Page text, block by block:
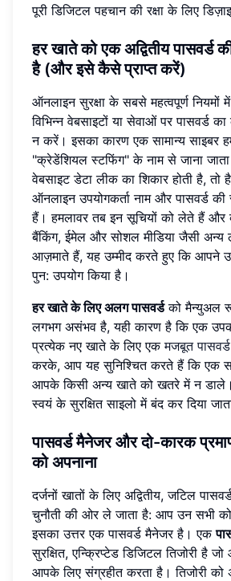
पूरी डिजिटल पहचान की रक्षा के लिए
हर खाते को एक अद्वितीय पासवर्ड
है (और इसे कैसे प्राप्त करें)
ऑनलाइन सुरक्षा के सबसे महत्वपूर्ण
विभिन्न वेबसाइटों या सेवाओं पर पासवर्ड
न करें। इसका कारण एक सामान्य साइबर
"क्रेडेंशियल स्टफिंग" के नाम से जाना
वेबसाइट डेटा लीक का शिकार होती है, तो
ऑनलाइन उपयोगकर्ता नाम और पासवर्ड
हैं। हमलावर तब इन सूचियों को लेते हैं और
बैंकिंग, ईमेल और सोशल मीडिया जैसी अन्य
आज़माते हैं, यह उम्मीद करते हुए कि आपने
पुन: उपयोग किया है।
हर खाते के लिए अलग पासवर्डको मैन्युअल
लगभग असंभव है, यही कारण है कि एक
प्रत्येक नए खाते के लिए एकमजबूत
करके, आप यह सुनिश्चित करते हैं कि एक
आपके किसी अन्य खाते को खतरे में न
स्वयं के सुरक्षित साइलो में बंद कर दिया
पासवर्ड मैनेजर और दो-कारक
को अपनाना
दर्जनों खातों के लिए अद्वितीय, जटिल
चुनौती की ओर ले जाता है: आप उन सभी
इसका उत्तर एक पासवर्ड मैनेजर है। एक
सुरक्षित, एन्क्रिप्टेड डिजिटल तिजोरी है
आपके लिए संग्रहीत करता है। तिजोरी